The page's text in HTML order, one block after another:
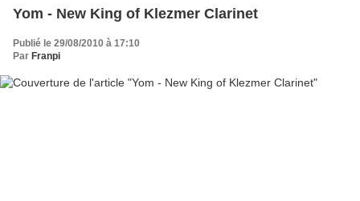
Yom - New King of Klezmer Clarinet
Publié le 29/08/2010 à 17:10
Par Franpi